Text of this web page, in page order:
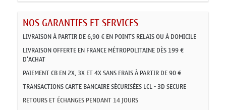
NOS GARANTIES ET SERVICES
LIVRAISON À PARTIR DE 6,90 € EN POINTS RELAIS OU À DOMICILE
LIVRAISON OFFERTE EN FRANCE MÉTROPOLITAINE DÈS 199 €
D'ACHAT
PAIEMENT CB EN 2X, 3X ET 4X SANS FRAIS À PARTIR DE 90 €
TRANSACTIONS CARTE BANCAIRE SÉCURISÉES LCL - 3D SECURE
RETOURS ET ÉCHANGES PENDANT 14 JOURS